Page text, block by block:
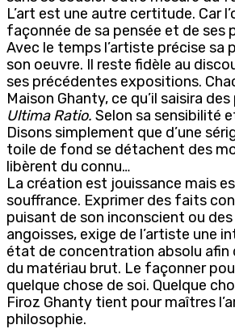
L’art est une autre certitude. Car
façonnée de sa pensée et de ses
Avec le temps l’artiste précise sa
son oeuvre. Il reste fidèle au
ses précédentes expositions.
Maison Ghanty, ce qu’il saisira
Ultima Ratio. Selon sa sensibilité
Disons simplement que d’une
toile de fond se détachent des
libèrent du connu…
La création est jouissance mais
souffrance. Exprimer des faits
puisant de son inconscient ou
angoisses, exige de l’artiste une
état de concentration absolu afin
du matériau brut. Le façonner
quelque chose de soi. Quelque
Firoz Ghanty tient pour maîtres
philosophie.